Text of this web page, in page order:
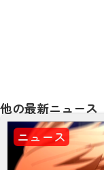
他の最新ニュース
ニュース